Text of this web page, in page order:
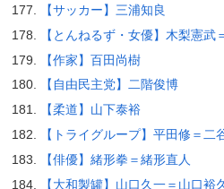
【サッカー】三浦知良
【とんねるず・女優】木梨憲武
【作家】百田尚樹
【自由民主党】二階俊博
【柔道】山下泰裕
【トライグループ】平田修＝二
【俳優】緒形拳＝緒形直人
【大和製罐】山口久一＝山口裕